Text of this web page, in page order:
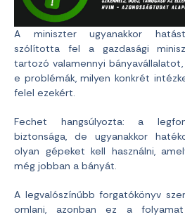
A miniszter ugyanakkor
szólította fel a gazdasági
tartozó valamennyi
e problémák, milyen konkrét
felel ezekért.
Fechet hangsúlyozta: a
biztonsága, de ugyanakkor
olyan gépeket kell használni,
még jobban a bányát.
A legvalószínűbb forgatókönyv
omlani, azonban ez a